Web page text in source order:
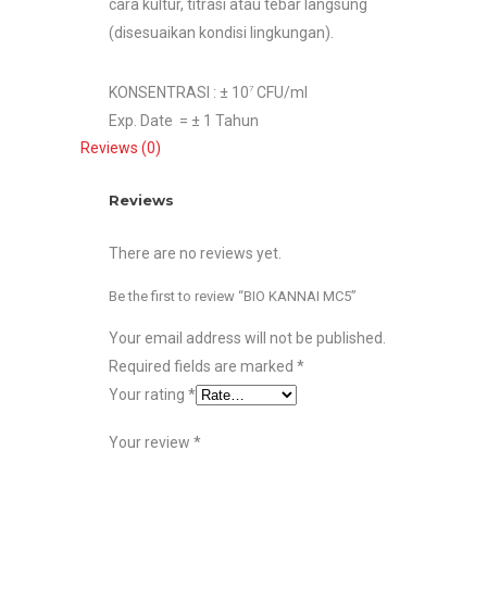
cara kultur, titrasi atau tebar langsung
(disesuaikan kondisi lingkungan).
KONSENTRASI : ± 107 CFU/ml
Exp. Date = ± 1 Tahun
Reviews (0)
Reviews
There are no reviews yet.
Be the first to review “BIO KANNAI MC5”
Your email address will not be published.
Required fields are marked *
Your rating *
Your review *